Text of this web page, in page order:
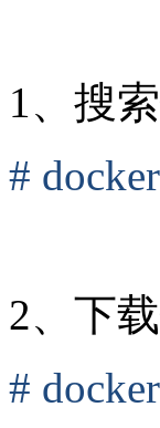
1、搜
#
2、下
#